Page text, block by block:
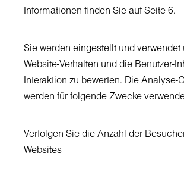
Informationen finden Sie auf Seite 6.
Sie werden eingestellt und verwendet
Website-Verhalten und die Benutzer-
Interaktion zu bewerten. Die Analyse-
werden für folgende Zwecke
Verfolgen Sie die Anzahl der
Websites